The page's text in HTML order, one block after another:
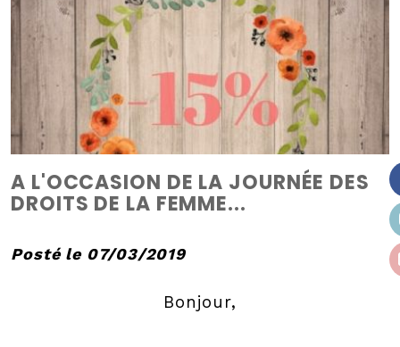
A L'OCCASION DE LA JOURNÉE DES
DROITS DE LA FEMME...
Posté le 07/03/2019
Bonjour,